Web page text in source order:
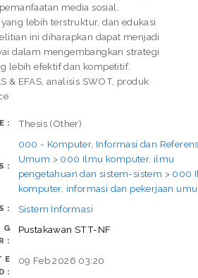
media sosial,
lebih terstruktur, dan edukasi
ini diharapkan dapat menjadi
dalam mengembangkan strategi
lebih efektif dan kompetitif.
& EFAS, analisis SWOT, produk
Thesis (Other)
000 - Komputer, Informasi dan
Umum > 000 Ilmu komputer, ilmu
pengetahuan dan sistem-sistem > 000
komputer, informasi dan pekerjaan
Sistem Informasi
Pustakawan STT-NF
09 Feb 2026 03:20